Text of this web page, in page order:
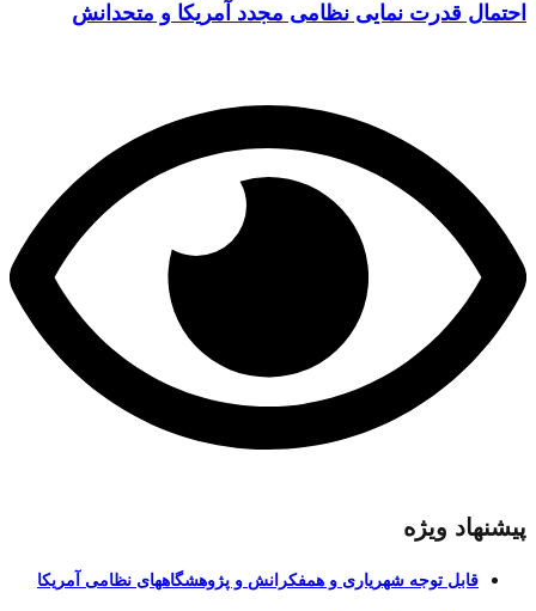
احتمال قدرت نمایی نظامی مجدد آمریکا و متحدانش
پیشنهاد ویژه
قابل توجه شهریاری و همفکرانش و پژوهشگاههای نظامی آمریکا